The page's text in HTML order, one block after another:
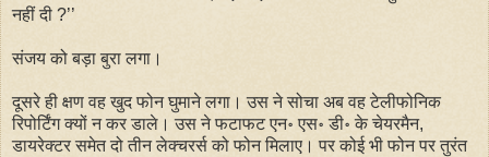
नहीं दी ?’’
संजय को बड़ा बुरा लगा।
दूसरे ही क्षण वह खुद फोन घुमाने लगा। उस ने सोचा अब वह टेलीफोनिक
रिपोर्टिंग क्यों न कर डाले। उस ने फटाफट एन॰ एस॰ डी॰ के चेयरमैन,
डायरेक्टर समेत दो तीन लेक्चरर्स को फोन मिलाए। पर कोई भी फोन पर तुरंत